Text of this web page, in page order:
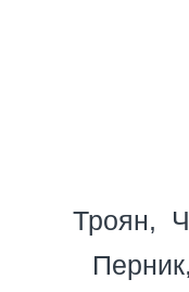
Троян
Перник